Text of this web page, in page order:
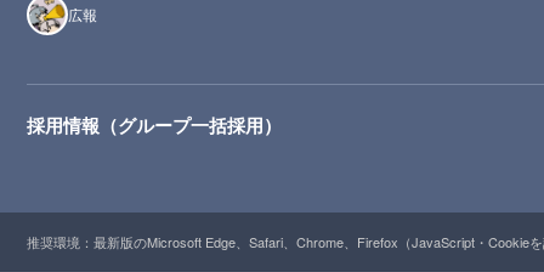
広報
採用情報（グループ一括採用）
推奨環境：最新版のMicrosoft Edge、Safari、Chrome、Firefox（JavaScript・Cookie